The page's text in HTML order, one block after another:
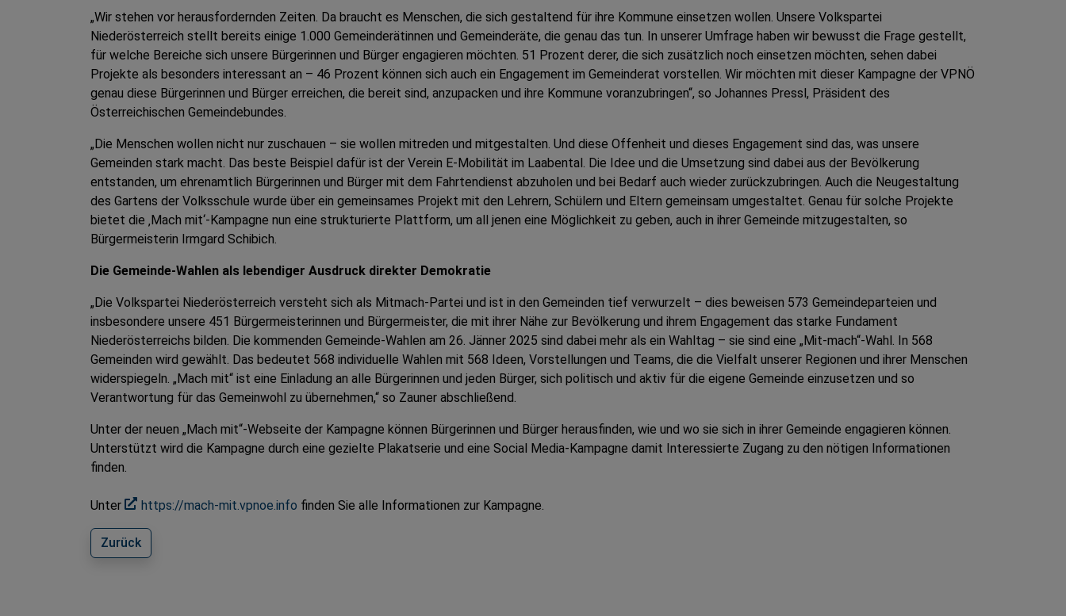
„Wir stehen vor herausfordernden Zeiten. Da braucht es Menschen, die sich gestaltend für ihre Kommune einsetzen wollen. Unsere Volkspartei
Niederösterreich stellt bereits einige 1.000 Gemeinderätinnen und Gemeinderäte, die genau das tun. In unserer Umfrage haben wir bewusst die Frage gestellt,
für welche Bereiche sich unsere Bürgerinnen und Bürger engagieren möchten. 51 Prozent derer, die sich zusätzlich noch einsetzen möchten, sehen dabei
Projekte als besonders interessant an – 46 Prozent können sich auch ein Engagement im Gemeinderat vorstellen. Wir möchten mit dieser Kampagne der VPNÖ
genau diese Bürgerinnen und Bürger erreichen, die bereit sind, anzupacken und ihre Kommune voranzubringen“, so Johannes Pressl, Präsident des
Österreichischen Gemeindebundes.
„Die Menschen wollen nicht nur zuschauen – sie wollen mitreden und mitgestalten. Und diese Offenheit und dieses Engagement sind das, was unsere
Gemeinden stark macht. Das beste Beispiel dafür ist der Verein E-Mobilität im Laabental. Die Idee und die Umsetzung sind dabei aus der Bevölkerung
entstanden, um ehrenamtlich Bürgerinnen und Bürger mit dem Fahrtendienst abzuholen und bei Bedarf auch wieder zurückzubringen. Auch die Neugestaltung
des Gartens der Volksschule wurde über ein gemeinsames Projekt mit den Lehrern, Schülern und Eltern gemeinsam umgestaltet. Genau für solche Projekte
bietet die ‚Mach mit‘-Kampagne nun eine strukturierte Plattform, um all jenen eine Möglichkeit zu geben, auch in ihrer Gemeinde mitzugestalten, so
Bürgermeisterin Irmgard Schibich.
Die Gemeinde-Wahlen als lebendiger Ausdruck direkter Demokratie
„Die Volkspartei Niederösterreich versteht sich als Mitmach-Partei und ist in den Gemeinden tief verwurzelt – dies beweisen 573 Gemeindeparteien und
insbesondere unsere 451 Bürgermeisterinnen und Bürgermeister, die mit ihrer Nähe zur Bevölkerung und ihrem Engagement das starke Fundament
Niederösterreichs bilden. Die kommenden Gemeinde-Wahlen am 26. Jänner 2025 sind dabei mehr als ein Wahltag – sie sind eine „Mit-mach“-Wahl. In 568
Gemeinden wird gewählt. Das bedeutet 568 individuelle Wahlen mit 568 Ideen, Vorstellungen und Teams, die die Vielfalt unserer Regionen und ihrer Menschen
widerspiegeln. „Mach mit“ ist eine Einladung an alle Bürgerinnen und jeden Bürger, sich politisch und aktiv für die eigene Gemeinde einzusetzen und so
Verantwortung für das Gemeinwohl zu übernehmen,“ so Zauner abschließend.
Unter der neuen „Mach mit“-Webseite der Kampagne können Bürgerinnen und Bürger herausfinden, wie und wo sie sich in ihrer Gemeinde engagieren können.
Unterstützt wird die Kampagne durch eine gezielte Plakatserie und eine Social Media-Kampagne damit Interessierte Zugang zu den nötigen Informationen
finden.
Unter https://mach-mit.vpnoe.info finden Sie alle Informationen zur Kampagne.
Zurück